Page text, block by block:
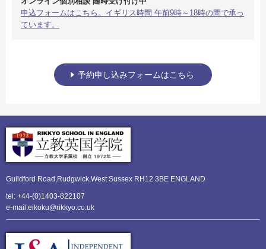
申込フォームはこちら。イギリス時間 午前9時～18時の間で承っ
ています。
予約申し込みフォームはこちら
Guildford Road,Rudgwick, West Sussex RH12 3BE ENGLAND
tel: +44-(0)1403-822107
e-mail:eikoku@rikkyo.co.uk